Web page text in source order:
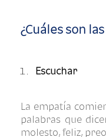
¿Cuáles son
Escuchar
La empatía
palabras que
molesto, feliz,